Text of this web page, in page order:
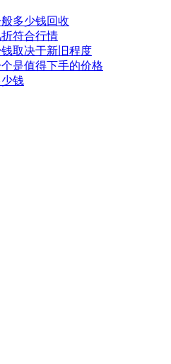
多少钱回收
符合行情
取决于新旧程度
是值得下手的价格
钱